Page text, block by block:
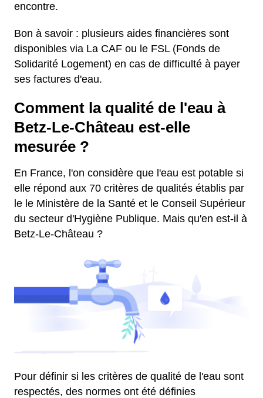
encontre.
Bon à savoir : plusieurs aides financières sont
disponibles via La CAF ou le FSL (Fonds de
Solidarité Logement) en cas de difficulté à payer
ses factures d'eau.
Comment la qualité de l'eau à
Betz-Le-Château est-elle
mesurée ?
En France, l'on considère que l'eau est potable si
elle répond aux 70 critères de qualités établis par
le le Ministère de la Santé et le Conseil Supérieur
du secteur d'Hygiène Publique. Mais qu'en est-il à
Betz-Le-Château ?
Pour définir si les critères de qualité de l'eau sont
respectés, des normes ont été définies